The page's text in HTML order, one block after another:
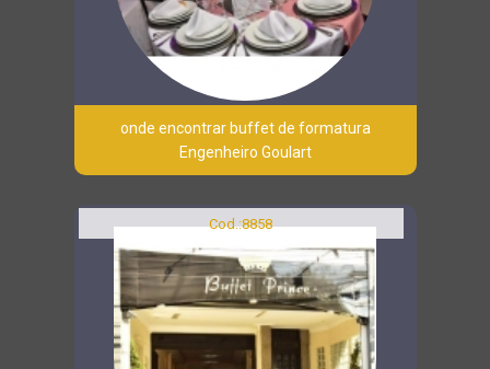
onde encontrar buffet de formatura
Engenheiro Goulart
Cod.:8858